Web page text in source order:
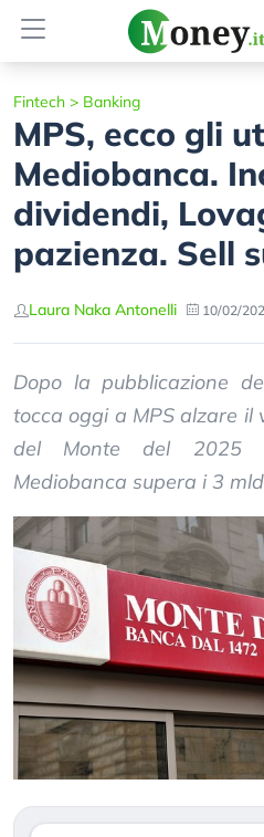
Fintech > Banking
MPS, ecco gli
Mediobanca.
dividendi,
pazienza. Sell
Laura Naka Antonelli 10/02/
Dopo la pubblicazione
tocca oggi a MPS alzare il
del Monte del 2025
Mediobanca supera i 3